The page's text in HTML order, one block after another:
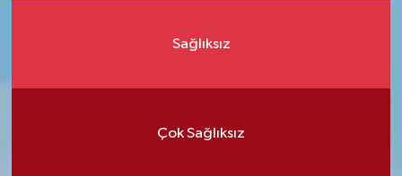
Sağlıksız
Çok Sağlıksız